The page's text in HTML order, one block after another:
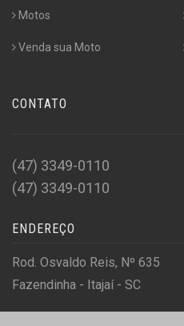
Motos
Venda sua Moto
CONTATO
(47) 3349-0110
(47) 3349-0110
ENDEREÇO
Rod. Osvaldo Reis, Nº 635
Fazendinha - Itajaí - SC